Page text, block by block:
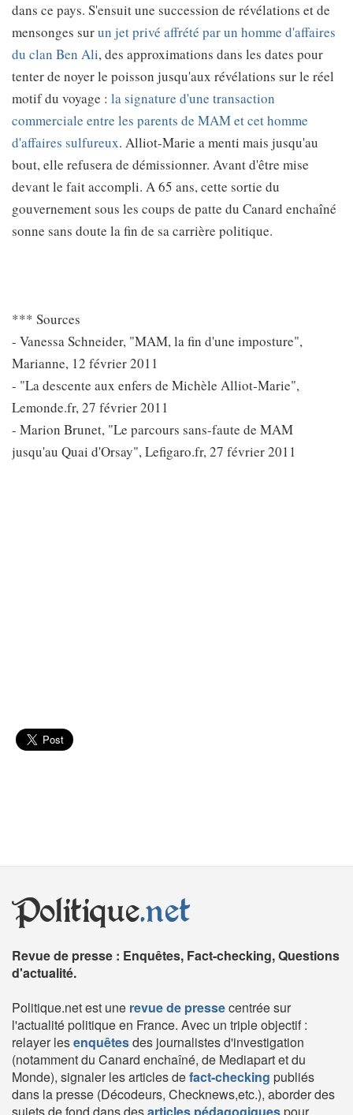
dans ce pays. S'ensuit une succession de révélations et de
mensonges surun jet privé affrété par un homme d'affaires
du clan Ben Ali, des approximations dans les dates pour
tenter de noyer le poisson jusqu'aux révélations sur le réel
motif du voyage : la signature d'une transaction
commerciale entre les parents de MAM et cet homme
d'affaires sulfureux. Alliot-Marie a menti mais jusqu'au
bout, elle refusera de démissionner. Avant d'être mise
devant le fait accompli. A 65 ans, cette sortie du
gouvernement sous les coups de patte du Canard enchaîné
sonne sans doute la fin de sa carrière politique.
*** Sources
- Vanessa Schneider, "MAM, la fin d'une imposture",
Marianne, 12 février 2011
- "La descente aux enfers de Michèle Alliot-Marie",
Lemonde.fr, 27 février 2011
- Marion Brunet, "Le parcours sans-faute de MAM
jusqu'au Quai d'Orsay", Lefigaro.fr, 27 février 2011
Politique.net
Revue de presse : Enquêtes, Fact-checking, Questions
d'actualité.
Politique.net est une revue de pressecentrée sur
l'actualité politique en France. Avec un triple objectif :
relayer lesenquêtesdes journalistes d'investigation
(notamment du Canard enchaîné, de Mediapart et du
Monde), signaler les articles defact-checking publiés
dans la presse (Décodeurs, Checknews,etc.), aborder des